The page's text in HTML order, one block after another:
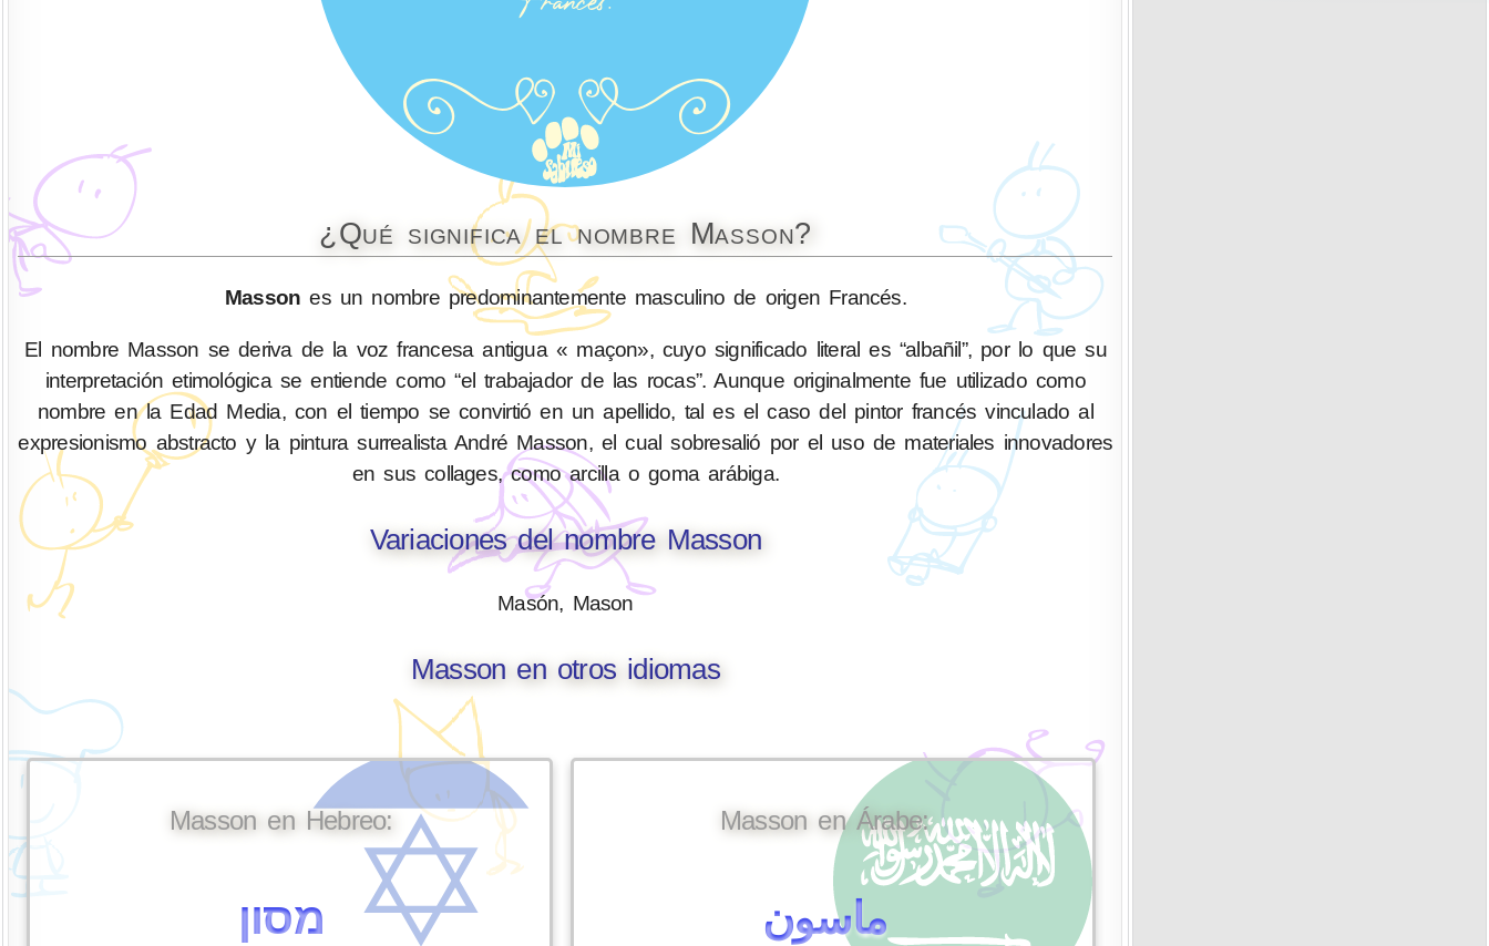
¿Qué significa el nombre Masson?
Masson es un nombre predominantemente masculino de origen Francés.
El nombre Masson se deriva de la voz francesa antigua « maçon», cuyo significado literal es “albañil”, por lo que su
interpretación etimológica se entiende como “el trabajador de las rocas”. Aunque originalmente fue utilizado como
nombre en la Edad Media, con el tiempo se convirtió en un apellido, tal es el caso del pintor francés vinculado al
expresionismo abstracto y la pintura surrealista André Masson, el cual sobresalió por el uso de materiales innovadores
en sus collages, como arcilla o goma arábiga.
Variaciones del nombre Masson
Masón, Mason
Masson en otros idiomas
Masson en Hebreo:
מסון
Masson en Árabe:
ماسون